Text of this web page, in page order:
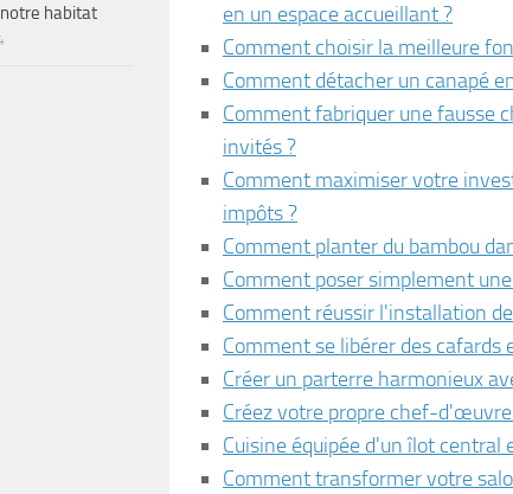
en un espace accueillant ?
Comment choisir la meilleure
Comment détacher un canapé
Comment fabriquer une fausse
invités ?
Comment maximiser votre
impôts ?
Comment planter du bambou
Comment poser simplement
Comment réussir l'installation
Comment se libérer des
Créer un parterre harmonieux
Créez votre propre chef-
Cuisine équipée d'un îlot central
Comment transformer votre
habitat